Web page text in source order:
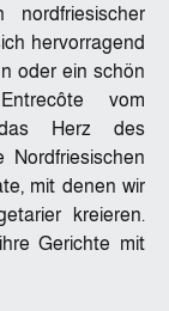
hervorragend
oder ein schön
vom
das Herz des
Nordfriesischen
mit denen wir
kreieren.
Gerichte mit